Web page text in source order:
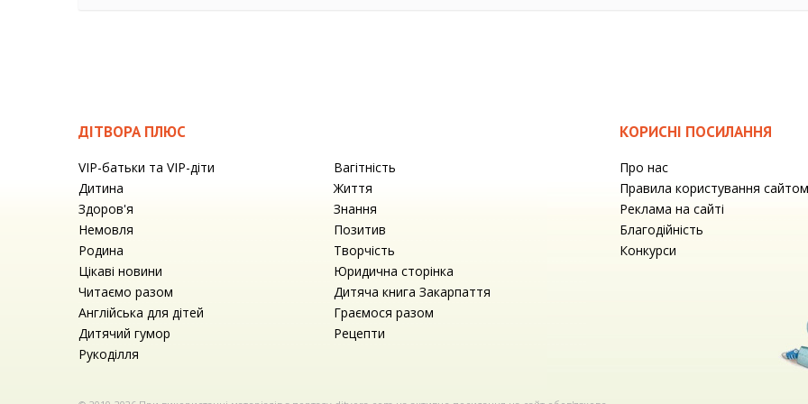
ДІТВОРА ПЛЮС
VIP-батьки та VIP-діти
Вагітність
Дитина
Життя
Здоров'я
Знання
Немовля
Позитив
Родина
Творчість
Цікаві новини
Юридична сторінка
Читаємо разом
Дитяча книга Закарпаття
Англійська для дітей
Граємося разом
Дитячий гумор
Рецепти
Рукоділля
КОРИСНІ ПОСИЛАННЯ
Про нас
Правила користування сайтом
Реклама на сайті
Благодійність
Конкурси